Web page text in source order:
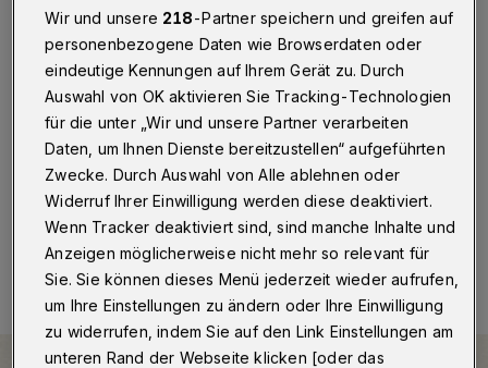
Wuppertal
Eine Führung über den Elberfelder
Laurentiusweg beginnt am 7. August 2021 (Samstag)
um 15 Uhr an der Alten Reformierten Kirche (Kirchplatz
1) in Elberfeld. Sie wird geleitet von der Wuppertaler
Historikerin Elke Brychta.
27.07.2021 , 07:00 Uhr Eine Minute Lesezeit
Wir und unsere 218-Partner speichern und greifen auf
personenbezogene Daten wie Browserdaten oder
eindeutige Kennungen auf Ihrem Gerät zu. Durch
Auswahl von OK aktivieren Sie Tracking-Technologien
für die unter „Wir und unsere Partner verarbeiten
Daten, um Ihnen Dienste bereitzustellen“ aufgeführten
Zwecke. Durch Auswahl von Alle ablehnen oder
Widerruf Ihrer Einwilligung werden diese deaktiviert.
Wenn Tracker deaktiviert sind, sind manche Inhalte und
Anzeigen möglicherweise nicht mehr so relevant für
Sie. Sie können dieses Menü jederzeit wieder aufrufen,
um Ihre Einstellungen zu ändern oder Ihre Einwilligung
zu widerrufen, indem Sie auf den Link Einstellungen am
unteren Rand der Webseite klicken [oder das